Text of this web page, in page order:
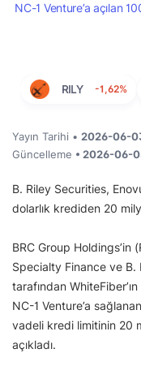
NC-1 Venture’a açılan
RILY -1,62%
Yayın Tarihi • 2026-06-
Güncelleme • 2026-06-
B. Riley Securities,
dolarlık krediden 20
BRC Group
Specialty Finance ve B.
tarafından
NC-1 Venture’a
vadeli kredi limitinin 20
açıkladı.